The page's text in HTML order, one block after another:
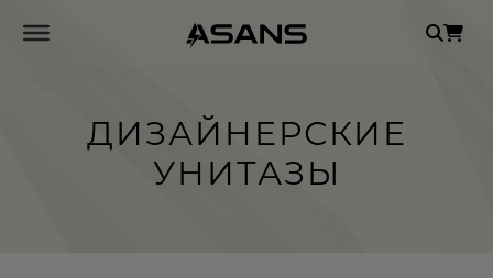
ДИЗАЙНЕРСКИЕ
УНИТАЗЫ